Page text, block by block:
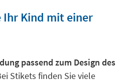
Ihr Kind mit einer
passend zum Design des
Stikets finden Sie viele